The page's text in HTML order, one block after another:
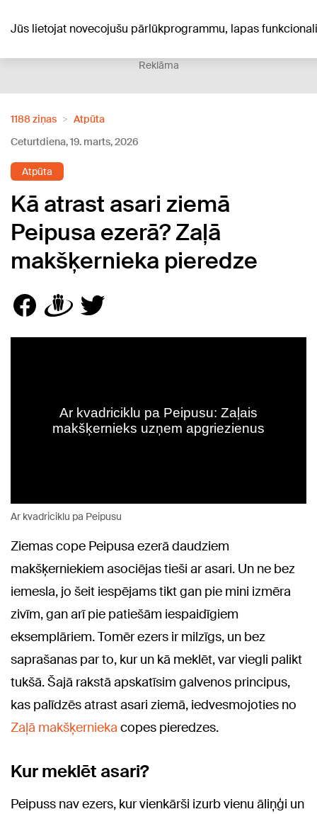
Jūs lietojat novecojušu pārlūkprogrammu, lapas
+21°C
Reklāma
1188 ziņas
Atpūta
Ceturtdiena, 19. marts, 2026
Atpūta
Kā atrast asari ziemā
Peipusa ezerā? Zaļā
makšķernieka pieredze
Ar kvadriciklu pa Peipusu
Ziemas cope Peipusa ezerā daudziem
makšķerniekiem asociējas tieši ar asari. Un ne bez
iemesla, jo šeit iespējams tikt gan pie mini izmēra
zivīm, gan arī pie patiešām iespaidīgiem
eksemplāriem. Tomēr ezers ir milzīgs, un bez
saprašanas par to, kur un kā meklēt, var viegli palikt
tukšā. Šajā rakstā apskatīsim galvenos principus,
kas palīdzēs atrast asari ziemā, iedvesmojoties no
Zaļā makšķernieka copes pieredzes.
Kur meklēt asari?
Peipuss nav ezers, kur vienkārši izurb vienu āliņģi un